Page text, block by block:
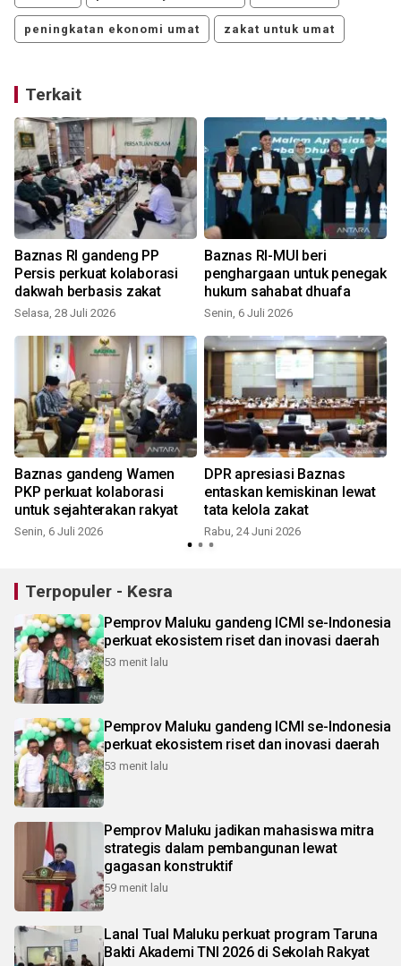
peningkatan ekonomi umat zakat untuk umat
Terkait
Baznas RI gandeng PP
Persis perkuat kolaborasi
dakwah berbasis zakat
Selasa, 28 Juli 2026
Baznas RI-MUI beri
penghargaan untuk penegak
hukum sahabat dhuafa
Senin, 6 Juli 2026
Baznas gandeng Wamen
PKP perkuat kolaborasi
untuk sejahterakan rakyat
Senin, 6 Juli 2026
DPR apresiasi Baznas
entaskan kemiskinan lewat
tata kelola zakat
Rabu, 24 Juni 2026
Terpopuler - Kesra
Pemprov Maluku gandeng ICMI se-Indonesia
perkuat ekosistem riset dan inovasi daerah
53 menit lalu
Pemprov Maluku gandeng ICMI se-Indonesia
perkuat ekosistem riset dan inovasi daerah
53 menit lalu
Pemprov Maluku jadikan mahasiswa mitra
strategis dalam pembangunan lewat
gagasan konstruktif
59 menit lalu
Lanal Tual Maluku perkuat program Taruna
Bakti Akademi TNI 2026 di Sekolah Rakyat